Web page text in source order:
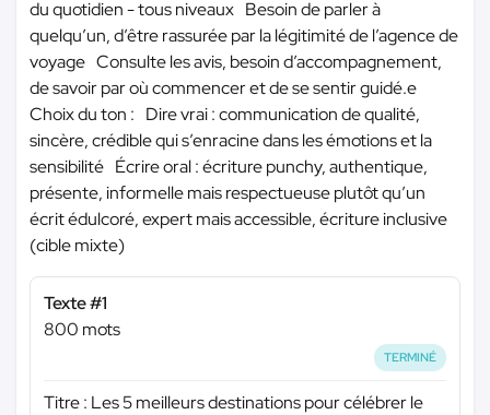
du quotidien - tous niveaux Besoin de parler à
quelqu’un, d’être rassurée par la légitimité de l’agence de
voyage Consulte les avis, besoin d’accompagnement,
de savoir par où commencer et de se sentir guidé.e
Choix du ton : Dire vrai : communication de qualité,
sincère, crédible qui s’enracine dans les émotions et la
sensibilité Écrire oral : écriture punchy, authentique,
présente, informelle mais respectueuse plutôt qu’un
écrit édulcoré, expert mais accessible, écriture inclusive
(cible mixte)
Texte #1
800 mots
TERMINÉ
Titre : Les 5 meilleurs destinations pour célébrer le